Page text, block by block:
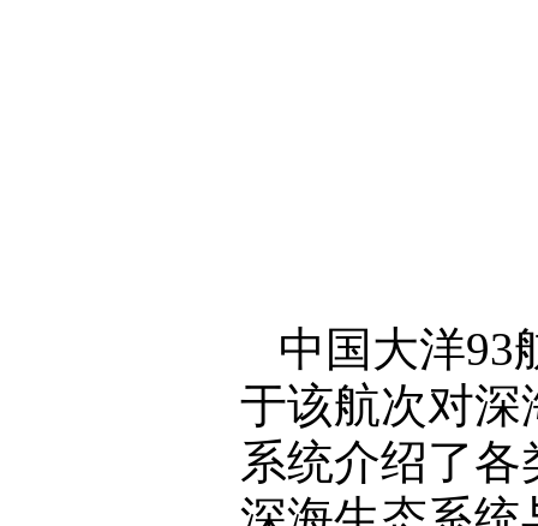
中国大洋93
于该航次对深
系统介绍了